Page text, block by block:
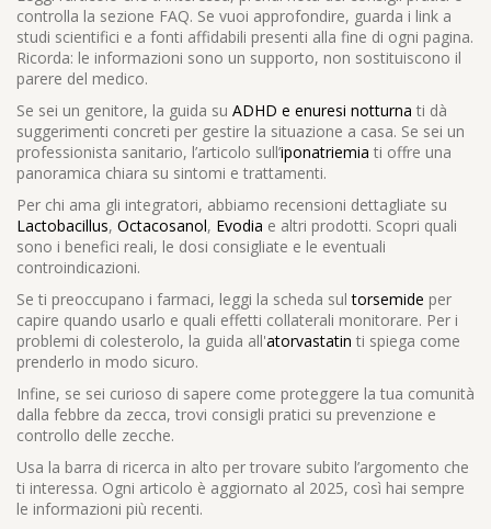
controlla la sezione FAQ. Se vuoi approfondire, guarda i link a
studi scientifici e a fonti affidabili presenti alla fine di ogni pagina.
Ricorda: le informazioni sono un supporto, non sostituiscono il
parere del medico.
Se sei un genitore, la guida su ADHD e enuresi notturna ti dà
suggerimenti concreti per gestire la situazione a casa. Se sei un
professionista sanitario, l’articolo sull’iponatriemia ti offre una
panoramica chiara su sintomi e trattamenti.
Per chi ama gli integratori, abbiamo recensioni dettagliate su
Lactobacillus, Octacosanol, Evodia e altri prodotti. Scopri quali
sono i benefici reali, le dosi consigliate e le eventuali
controindicazioni.
Se ti preoccupano i farmaci, leggi la scheda sultorsemide per
capire quando usarlo e quali effetti collaterali monitorare. Per i
problemi di colesterolo, la guida all'atorvastatin ti spiega come
prenderlo in modo sicuro.
Infine, se sei curioso di sapere come proteggere la tua comunità
dalla febbre da zecca, trovi consigli pratici su prevenzione e
controllo delle zecche.
Usa la barra di ricerca in alto per trovare subito l’argomento che
ti interessa. Ogni articolo è aggiornato al 2025, così hai sempre
le informazioni più recenti.